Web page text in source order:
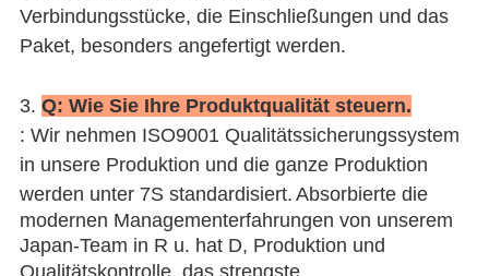
Verbindungsstücke, die Einschließungen und das
Paket, besonders angefertigt werden.
3. Q: Wie Sie Ihre Produktqualität steuern.
: Wir nehmen ISO9001 Qualitätssicherungssystem
in unsere Produktion und die ganze Produktion
werden unter 7S standardisiert. Absorbierte die
modernen Managementerfahrungen von unserem
Japan-Team in R u. hat D, Produktion und